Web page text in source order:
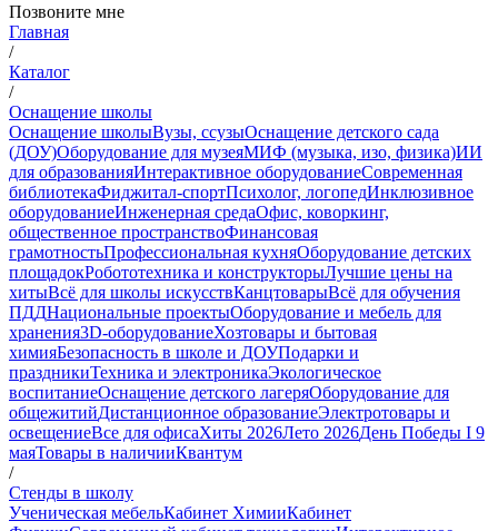
Позвоните мне
Главная
/
Каталог
/
Оснащение школы
Оснащение школыВузы, ссузыОснащение детского сада
(ДОУ)Оборудование для музеяМИФ (музыка, изо, физика)ИИ
для образованияИнтерактивное оборудованиеСовременная
библиотекаФиджитал-спортПсихолог, логопедИнклюзивное
оборудованиеИнженерная средаОфис, коворкинг,
общественное пространствоФинансовая
грамотностьПрофессиональная кухняОборудование детских
площадокРобототехника и конструкторыЛучшие цены на
хитыВсё для школы искусствКанцтоварыВсё для обучения
ПДДНациональные проектыОборудование и мебель для
хранения3D-оборудованиеХозтовары и бытовая
химияБезопасность в школе и ДОУПодарки и
праздникиТехника и электроникаЭкологическое
воспитаниеОснащение детского лагеряОборудование для
общежитийДистанционное образованиеЭлектротовары и
освещениеВсе для офисаХиты 2026Лето 2026День Победы I 9
маяТовары в наличииКвантум
/
Стенды в школу
Ученическая мебельКабинет ХимииКабинет